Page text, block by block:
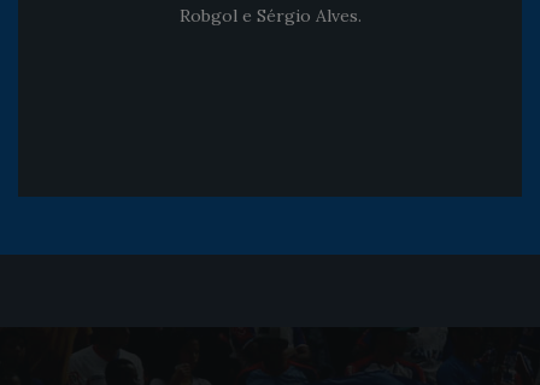
Robgol e Sérgio Alves.